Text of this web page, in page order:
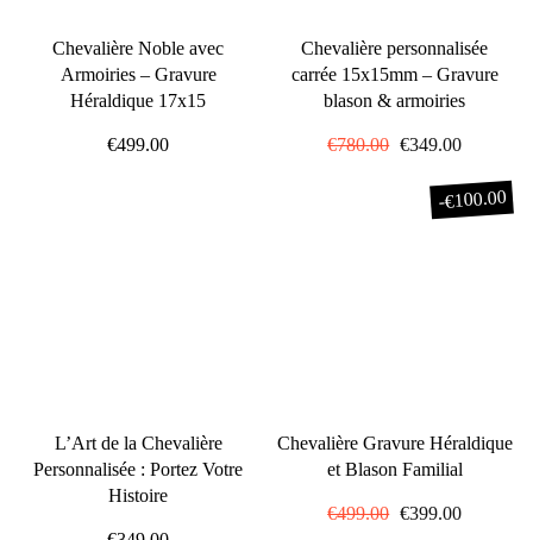
Chevalière Noble avec
Armoiries – Gravure
Héraldique 17x15
€499.00
Chevalière personnalisée
carrée 15x15mm – Gravure
blason & armoiries
Prix
€780.00 Prix
€349.00
L’Art de la Chevalière
Personnalisée : Portez Votre
Histoire
-€100.00
Chevalière Gravure Héraldique
et Blason Familial
Prix
€499.00 Prix
€399.00